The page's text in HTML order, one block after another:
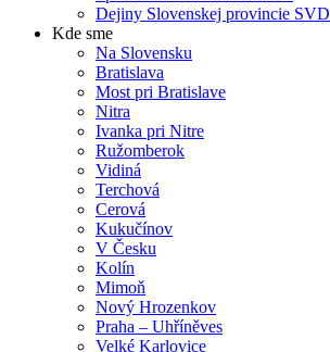
Dejiny Slovenskej provincie SVD
Kde sme
Na Slovensku
Bratislava
Most pri Bratislave
Nitra
Ivanka pri Nitre
Ružomberok
Vidiná
Terchová
Cerová
Kukučínov
V Česku
Kolín
Mimoň
Nový Hrozenkov
Praha – Uhříněves
Velké Karlovice